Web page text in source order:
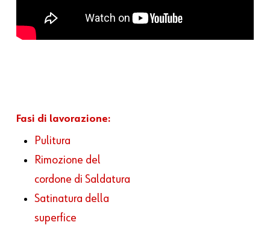
Fasi di lavorazione:
Pulitura
Rimozione del
cordone di Saldatura
Satinatura della
superfice